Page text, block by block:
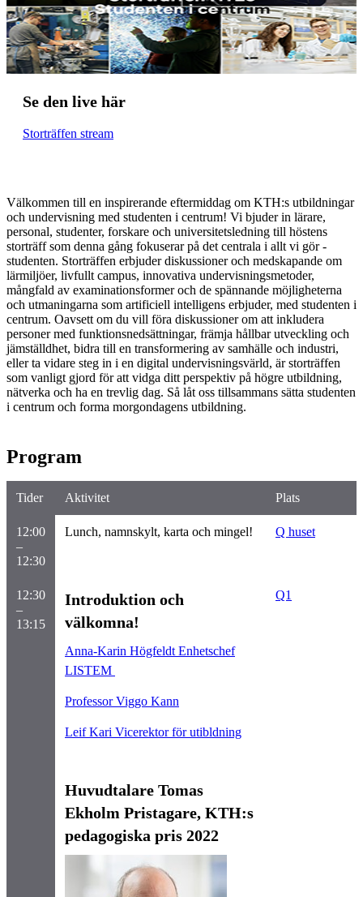
Se den live här
Storträffen stream
Välkommen till en inspirerande eftermiddag om KTH:s utbildningar
och undervisning med studenten i centrum! Vi bjuder in lärare,
personal, studenter, forskare och universitetsledning till höstens
storträff som denna gång fokuserar på det centrala i allt vi gör -
studenten. Storträffen erbjuder diskussioner och medskapande om
lärmiljöer, livfullt campus, innovativa undervisningsmetoder,
mångfald av examinationsformer och de spännande möjligheterna
och utmaningarna som artificiell intelligens erbjuder, med studenten i
centrum. Oavsett om du vill föra diskussioner om att inkludera
personer med funktionsnedsättningar, främja hållbar utveckling och
jämställdhet, bidra till en transformering av samhälle och industri,
eller ta vidare steg in i en digital undervisningsvärld, är storträffen
som vanligt gjord för att vidga ditt perspektiv på högre utbildning,
nätverka och ha en trevlig dag. Så låt oss tillsammans sätta studenten
i centrum och forma morgondagens utbildning.
Program
Tider Aktivitet Plats
12:00
–
12:30
Lunch, namnskylt, karta och mingel! Q huset
12:30
–
13:15
Introduktion och
välkomna!
Anna-Karin Högfeldt Enhetschef
LISTEM
Professor Viggo Kann
Leif Kari Vicerektor för utibldning
Huvudtalare Tomas
Ekholm Pristagare, KTH:s
pedagogiska pris 2022
Q1